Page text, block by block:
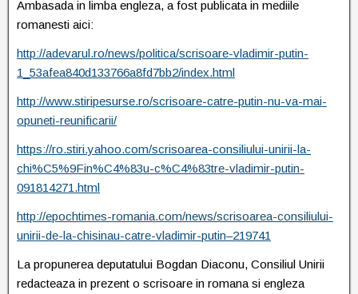
Ambasada in limba engleza, a fost publicata in mediile
romanesti aici:
http://adevarul.ro/news/politica/scrisoare-vladimir-putin-
1_53afea840d133766a8fd7bb2/index.html
http://www.stiripesurse.ro/scrisoare-catre-putin-nu-va-mai-
opuneti-reunificarii/
https://ro.stiri.yahoo.com/scrisoarea-consiliului-unirii-la-
chi%C5%9Fin%C4%83u-c%C4%83tre-vladimir-putin-
091814271.html
http://epochtimes-romania.com/news/scrisoarea-consiliului-
unirii-de-la-chisinau-catre-vladimir-putin–219741
La propunerea deputatului Bogdan Diaconu, Consiliul Unirii
redacteaza in prezent o scrisoare in romana si engleza